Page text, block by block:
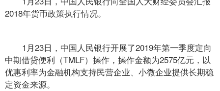
2018年货币政策执行情况。
1月23日，中国人民银行开展了2019年第一季度定向
中期借贷便利（TMLF）操作，操作金额为2575亿元，以
优惠利率为金融机构支持民营企业、小微企业提供长期稳
定资金来源。